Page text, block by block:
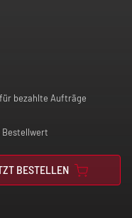
bezahlte Aufträge
Bestellwert
BESTELLEN